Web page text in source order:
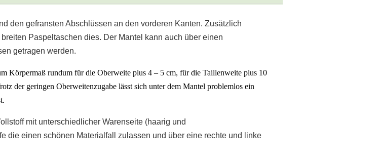
den gefransten Abschlüssen an den vorderen Kanten. Zusätzlich
Paspeltaschen dies. Der Mantel kann auch über einen
getragen werden.
Körpermaß rundum für die Oberweite plus 4 – 5 cm, für die Taillenweite plus 10
der geringen Oberweitenzugabe lässt sich unter dem Mantel problemlos ein
mit unterschiedlicher Warenseite (haarig und
die einen schönen Materialfall zulassen und über eine rechte und linke